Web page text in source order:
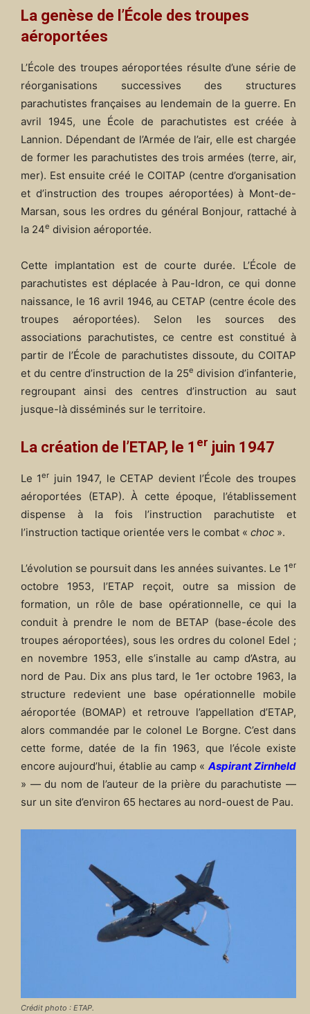
La genèse de l’École des troupes
aéroportées
L’École des troupes aéroportées résulte d’une série de
réorganisations successives des structures
parachutistes françaises au lendemain de la guerre. En
avril 1945, une École de parachutistes est créée à
Lannion. Dépendant de l’Armée de l’air, elle est chargée
de former les parachutistes des trois armées (terre, air,
mer). Est ensuite créé le COITAP (centre d’organisation
et d’instruction des troupes aéroportées) à Mont-de-
Marsan, sous les ordres du général Bonjour, rattaché à
la 24e division aéroportée.
Cette implantation est de courte durée. L’École de
parachutistes est déplacée à Pau-Idron, ce qui donne
naissance, le 16 avril 1946, au CETAP (centre école des
troupes aéroportées). Selon les sources des
associations parachutistes, ce centre est constitué à
partir de l’École de parachutistes dissoute, du COITAP
et du centre d’instruction de la 25e division d’infanterie,
regroupant ainsi des centres d’instruction au saut
jusque-là disséminés sur le territoire.
La création de l’ETAP, le 1 er juin 1947
Le 1er juin 1947, le CETAP devient l’École des troupes
aéroportées (ETAP). À cette époque, l’établissement
dispense à la fois l’instruction parachutiste et
l’instruction tactique orientée vers le combat « choc ».
L’évolution se poursuit dans les années suivantes. Le 1er
octobre 1953, l’ETAP reçoit, outre sa mission de
formation, un rôle de base opérationnelle, ce qui la
conduit à prendre le nom de BETAP (base-école des
troupes aéroportées), sous les ordres du colonel Edel ;
en novembre 1953, elle s’installe au camp d’Astra, au
nord de Pau. Dix ans plus tard, le 1er octobre 1963, la
structure redevient une base opérationnelle mobile
aéroportée (BOMAP) et retrouve l’appellation d’ETAP,
alors commandée par le colonel Le Borgne. C’est dans
cette forme, datée de la fin 1963, que l’école existe
encore aujourd’hui, établie au camp « Aspirant Zirnheld
» — du nom de l’auteur de la prière du parachutiste —
sur un site d’environ 65 hectares au nord-ouest de Pau.
Crédit photo : ETAP.